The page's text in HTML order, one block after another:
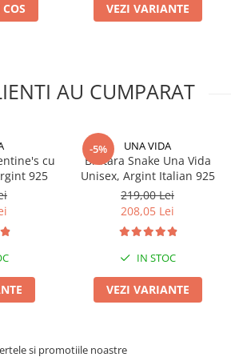
VEZI VARIANTE
AU CUMPARAT
cu
925
-5% UNA VIDA
Bratara Snake Una Vida
Unisex, Argint Italian 925
219,00 Lei
208,05 Lei
IN STOC
VEZI VARIANTE
si promotiile noastre